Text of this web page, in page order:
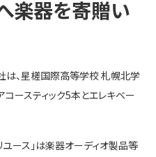
楽器を寄贈い
は、星槎国際高等学校 札幌北学
ースティック5本とエレキベー
ユース」は楽器オーディオ製品等